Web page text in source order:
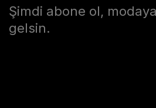
Şimdi abone ol,
gelsin.